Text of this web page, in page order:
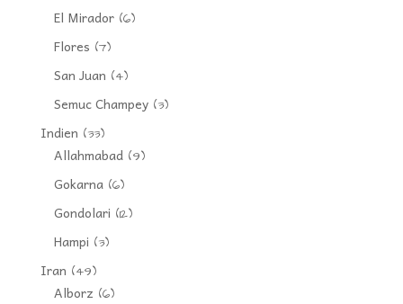
El Mirador(6)
Flores (7)
San Juan (4)
Semuc Champey(3)
Indien (33)
Allahmabad(9)
Gokarna(6)
Gondolari (12)
Hampi (3)
Iran (49)
Alborz (6)